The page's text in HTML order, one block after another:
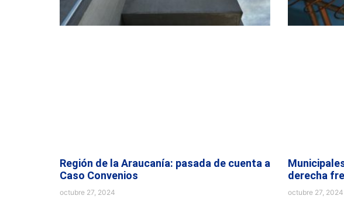
Región de la Araucanía: pasada de cuenta a
Caso Convenios
octubre 27, 2024
derecha
octubre 27, 2024